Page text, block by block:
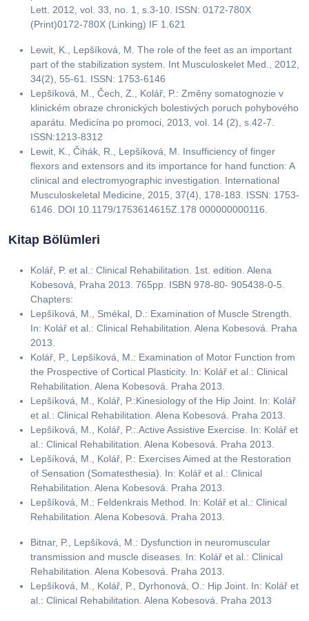
Lett. 2012, vol. 33, no. 1, s.3-10. ISSN: 0172-780X
(Print)0172-780X (Linking) IF 1.621
Lewit, K., Lepšíková, M. The role of the feet as an important
part of the stabilization system. Int Musculoskelet Med., 2012,
34(2), 55-61. ISSN: 1753-6146
Lepšíková, M., Čech, Z., Kolář, P.: Změny somatognozie v
klinickém obraze chronických bolestivých poruch pohybového
aparátu. Medicína po promoci, 2013, vol. 14 (2), s.42-7.
ISSN:1213-8312
Lewit, K., Čihák, R., Lepšíková, M. Insufficiency of finger
flexors and extensors and its importance for hand function: A
clinical and electromyographic investigation. International
Musculoskeletal Medicine, 2015, 37(4), 178-183. ISSN: 1753-
6146. DOI 10.1179/1753614615Z.178 000000000116.
Kitap Bölümleri
Kolář, P. et al.: Clinical Rehabilitation. 1st. edition. Alena
Kobesová, Praha 2013. 765pp. ISBN 978-80- 905438-0-5.
Chapters:
Lepšíková, M., Smékal, D.: Examination of Muscle Strength.
In: Kolář et al.: Clinical Rehabilitation. Alena Kobesová. Praha
2013.
Kolář, P., Lepšíková, M.: Examination of Motor Function from
the Prospective of Cortical Plasticity. In: Kolář et al.: Clinical
Rehabilitation. Alena Kobesová. Praha 2013.
Lepšíková, M., Kolář, P.:Kinesiology of the Hip Joint. In: Kolář
et al.: Clinical Rehabilitation. Alena Kobesová. Praha 2013.
Lepšíková, M., Kolář, P.:.Active Assistive Exercise. In: Kolář et
al.: Clinical Rehabilitation. Alena Kobesová. Praha 2013.
Lepšíková, M., Kolář, P.: Exercises Aimed at the Restoration
of Sensation (Somatesthesia). In: Kolář et al.: Clinical
Rehabilitation. Alena Kobesová. Praha 2013.
Lepšíková, M.: Feldenkrais Method. In: Kolář et al.: Clinical
Rehabilitation. Alena Kobesová. Praha 2013.
Bitnar, P., Lepšíková, M.: Dysfunction in neuromuscular
transmission and muscle diseases. In: Kolář et al.: Clinical
Rehabilitation. Alena Kobesová. Praha 2013.
Lepšíková, M., Kolář, P., Dyrhonová, O.: Hip Joint. In: Kolář et
al.: Clinical Rehabilitation. Alena Kobesová. Praha 2013